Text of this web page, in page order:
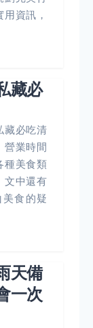
資訊，
藏必
藏必吃清
營業時間
種美食類
文中還有
食的疑
天備
一次